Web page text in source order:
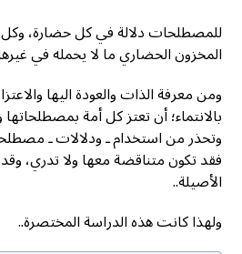
للمصطلحات دلالة في كل حضارة،
المخزون الحضاري ما لا يحمله في
ومن معرفة الذات والعودة اليها
بالانتماء؛ أن تعتز كل أمة
وتحذر من استخدام ـ ودلالات ـ
فقد تكون متناقضة معها ولا تدري،
الأصيلة..
ولهذا كانت هذه الدراسة المختصرة..